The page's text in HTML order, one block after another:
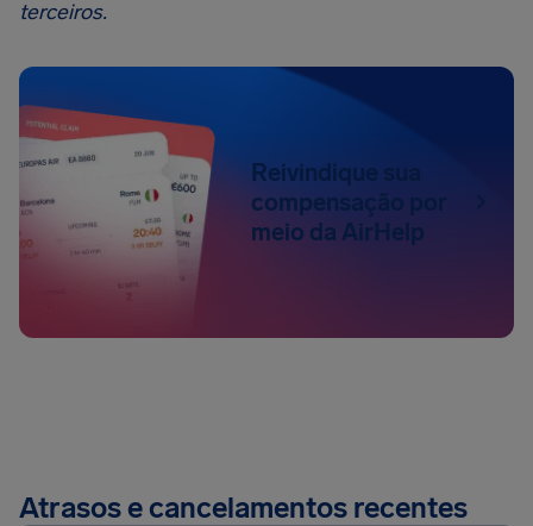
terceiros.
Reivindique sua
compensação por
meio da AirHelp
Atrasos e cancelamentos recentes